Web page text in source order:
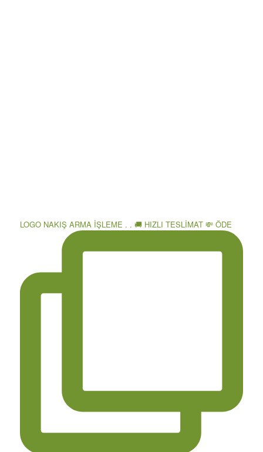
LOGO NAKIŞ ARMA İŞLEME . . 🚚 HIZLI TESLİMAT 💸 ÖDE